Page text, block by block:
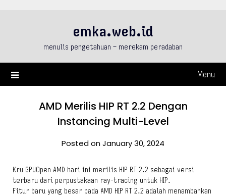
emka.web.id
menulis pengetahuan – merekam peradaban
Menu
AMD Merilis HIP RT 2.2 Dengan
Instancing Multi-Level
Posted on January 30, 2024
Kru GPUOpen AMD hari ini merilis HIP RT 2.2 sebagai versi
terbaru dari perpustakaan ray-tracing untuk HIP.
Fitur baru yang besar pada AMD HIP RT 2.2 adalah menambahkan